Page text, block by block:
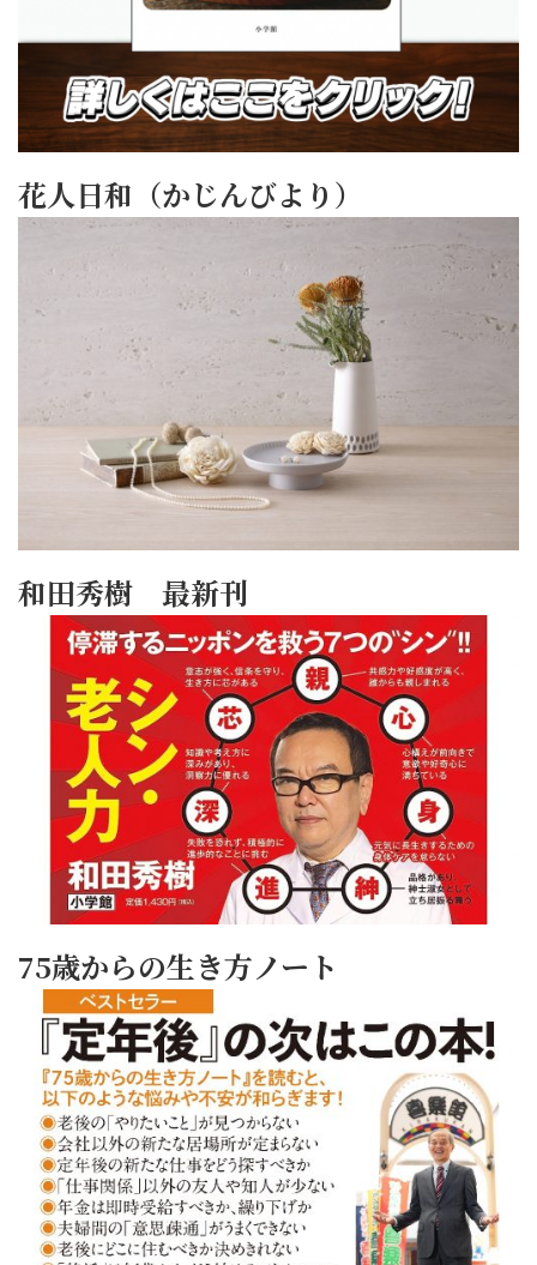
花人日和（かじんびより）
和田秀樹 最新刊
75歳からの生き方ノート